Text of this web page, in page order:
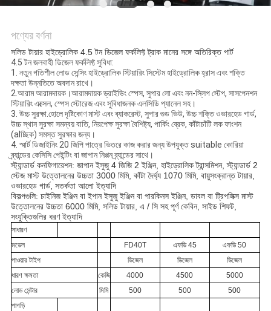
পণ্যের বর্ণনা
সলিড টায়ার হাইড্রোলিক 4.5 টন ডিজেল ফর্কলিফ্ট ট্রাক মানের সঙ্গে অতিরিক্ত পার্ট
4.5 টন জলবাহী ডিজেল ফর্কলিফ্ট সুবিধা:
1. নতুন গতিশীল লোড সেন্সিং হাইড্রোলিক স্টিয়ারিং সিস্টেম হাইড্রোলিক হ্রাস এবং শক্তি
দক্ষতা উন্নতিতে অবদান রাখে।
2.আরাম আরামদায়ক।আরামদায়ক ড্রাইভিং স্পেস, সুপার লো এবং নন-স্লিপ স্টেপ, সাসপেনশন
স্টিয়ারিং এক্সেল, স্পেস স্টোরেজ এবং সুবিধাজনক এলসিডি প্যানেল সহ।
3. উচ্চ সুরক্ষা.হোলে দৃষ্টিকোণ মাস্ট এবং ব্যাকরেস্ট, সুপার গুড ভিউ, উচ্চ শক্তি ওভারহেড গার্ড,
উচ্চ স্থান সুরক্ষা সমন্বয় বাতি, নিরপেক্ষ সুরক্ষা বৈশিষ্ট্য, পার্কিং ব্রেক, কাঁটাচাঁটি লক ফাংশন
(alচ্ছিক) সমস্ত সুরক্ষার জন্য।
4. স্মার্ট ডিজাইনিং 20 জিপি পাত্রে ভিতরে কাজ করার জন্য উপযুক্ত suitable কোরিয়া
ব্র্যান্ডের কেসিসি পেইন্টিং বা জাপান নিপ্পন ব্র্যান্ডের সাথে।
স্ট্যান্ডার্ড কনফিগারেশন: জাপান ইসুজু 4 জিজি 2 ইঞ্জিন, হাইড্রোলিক ট্রান্সমিশন, স্ট্যান্ডার্ড 2
স্টেজ মাস্ট উত্তোলনের উচ্চতা 3000 মিমি, কাঁটা দৈর্ঘ্য 1070 মিমি, বায়ুসংক্রান্ত টায়ার,
ওভারহেড গার্ড, সতর্কতা আলো ইত্যাদি
বিকল্পগুলি: চাইনিজ ইঞ্জিন বা ইপান ইসুজু ইঞ্জিন বা পারকিনস ইঞ্জিন, ডাবল বা ট্রিপলিক্স মাস্ট
উত্তোলনের উচ্চতা 6000 মিমি, সলিড টায়ার, এ / সি সহ পূর্ণ কেবিন, সাইড শিফট,
সংযুক্তিগুলির ধরণ ইত্যাদি
সাধারণ
মডেল
FD40T এফডি 45
এফডি 50
পাওয়ার টাইপ
ডিজেল ডিজেল
ডিজেল
ধারণ ক্ষমতা
কেজি 4000 4500
5000
লোড সেন্টার
মিমি 500 500
500
পাগড়ি